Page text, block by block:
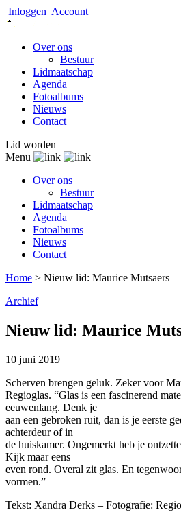
Inloggen Account
Over ons
Bestuur
Lidmaatschap
Agenda
Fotoalbums
Nieuws
Contact
Lid worden
Menu
Over ons
Bestuur
Lidmaatschap
Agenda
Fotoalbums
Nieuws
Contact
Home > Nieuw lid: Maurice Mutsaers
Archief
Nieuw lid: Maurice
10 juni 2019
Scherven brengen geluk. Zeker voor
Regioglas. “Glas is een fascinerend
eeuwenlang. Denk je
aan een gebroken ruit, dan is je eerste
achterdeur of in
de huiskamer. Ongemerkt heb je
Kijk maar eens
even rond. Overal zit glas. En
vormen.”
Tekst: Xandra Derks – Fotografie: